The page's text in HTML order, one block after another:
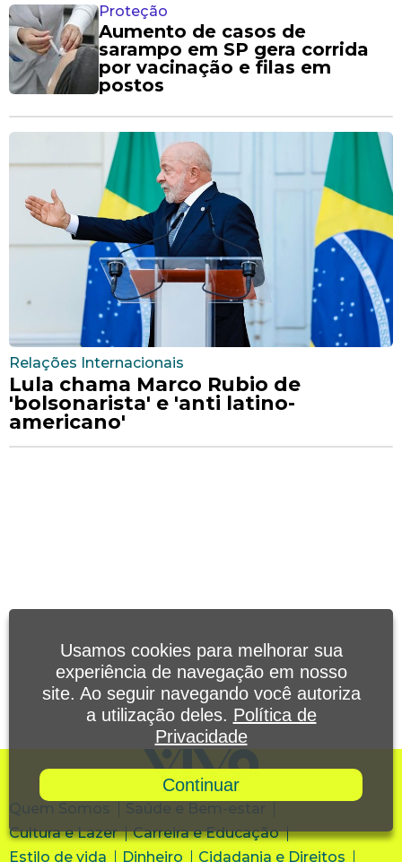
Proteção
Aumento de casos de
sarampo em SP gera corrida
por vacinação e filas em
postos
Relações Internacionais
Lula chama Marco Rubio de
'bolsonarista' e 'anti latino-
americano'
Quem Somos
Saúde e Bem-estar
Cultura e Lazer
Carreira e Educação
Estilo de vida
Dinheiro Cidadania e Direitos
Usamos cookies para melhorar sua
experiência de navegação em nosso
site. Ao seguir navegando você autoriza
a utilização deles. Política de
Privacidade
Continuar